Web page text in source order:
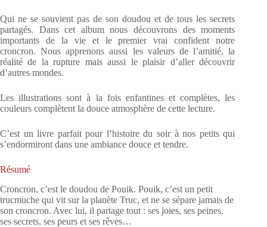
Qui ne se souvient pas de son doudou et de tous les secrets
partagés. Dans cet album nous découvrons des moments
importants de la vie et le premier vrai confident notre
croncron. Nous apprenons aussi les valeurs de l’amitié, la
réalité de la rupture mais aussi le plaisir d’aller découvrir
d’autres mondes.
Les illustrations sont à la fois enfantines et complètes, les
couleurs complètent la douce atmosphère de cette lecture.
C’est un livre parfait pour l’histoire du soir à nos petits qui
s’endormiront dans une ambiance douce et tendre.
Résumé
Croncron, c’est le doudou de Pouik. Pouik, c’est un petit
trucmuche qui vit sur la planète Truc, et ne se sépare jamais de
son croncron. Avec lui, il partage tout : ses joies, ses peines,
ses secrets, ses peurs et ses rêves…